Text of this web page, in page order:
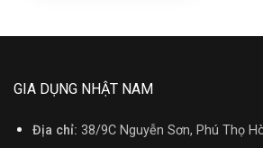
GIA DỤNG NHẬT NAM
Địa chỉ: 38/9C Nguyễn Sơn, Phú Thọ